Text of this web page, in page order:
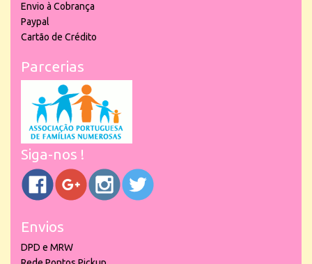
Envio à Cobrança
Paypal
Cartão de Crédito
Parcerias
Siga-nos !
Envios
DPD e MRW